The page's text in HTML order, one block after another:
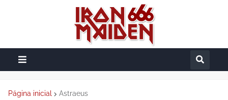
Página inicial Astraeus